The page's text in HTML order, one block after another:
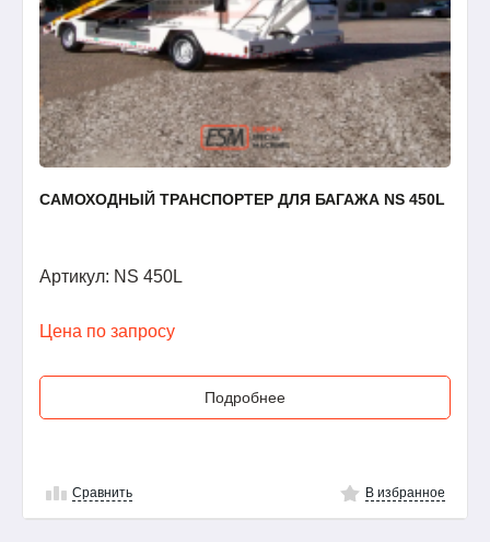
САМОХОДНЫЙ ТРАНСПОРТЕР ДЛЯ БАГАЖА NS 450L
Артикул: NS 450L
Цена по запросу
Подробнее
Сравнить В избранное